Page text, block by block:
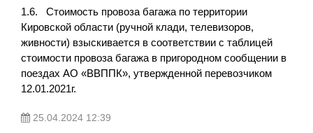
1.6. Стоимость провоза багажа по территории
Кировской области (ручной клади, телевизоров,
живности) взыскивается в соответствии с таблицей
стоимости провоза багажа в пригородном сообщении в
поездах АО «ВВППК», утвержденной перевозчиком
12.01.2021г.
25.04.2024 12:39